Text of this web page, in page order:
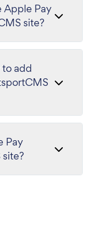
Apple Pay
site?
add
Pay